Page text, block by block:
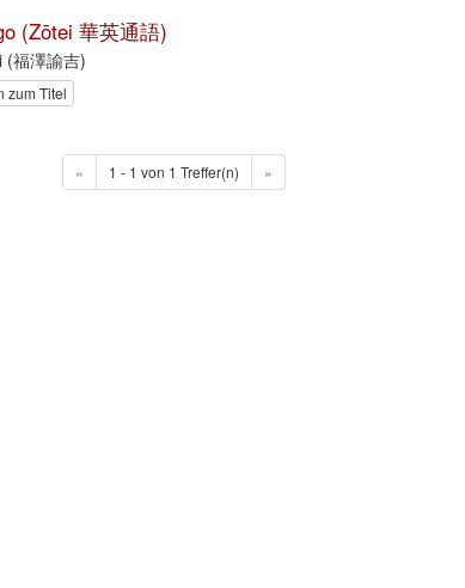
(Zōtei 華英通語)
(福澤諭吉)
zum Titel
« 1 - 1 von 1 Treffer(n) »